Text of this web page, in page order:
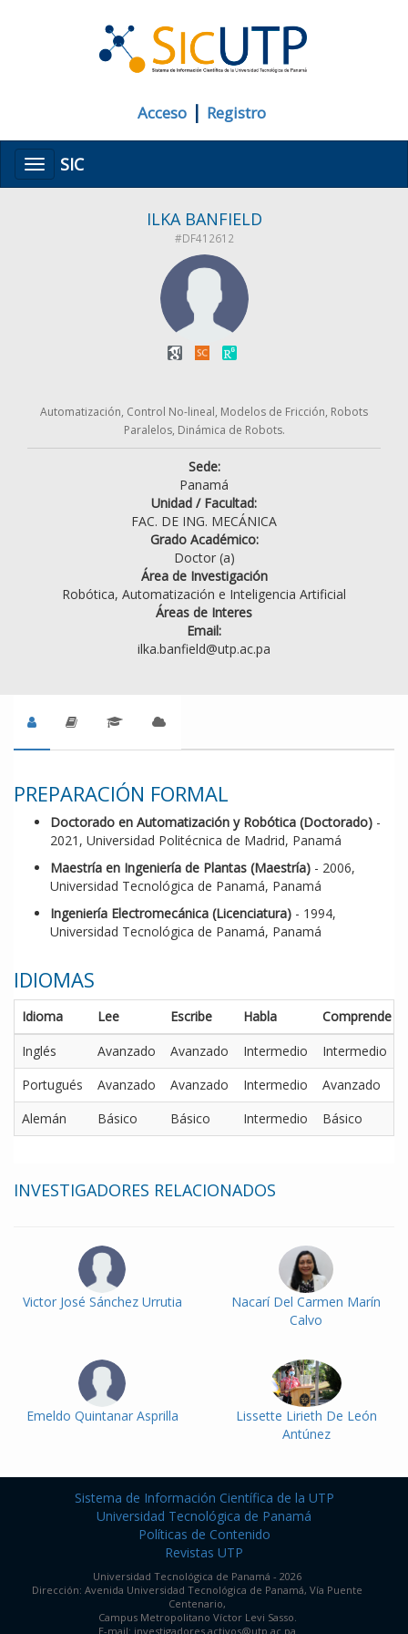
Acceso | Registro
MenúSIC
ILKA BANFIELD
#DF412612
Automatización, Control No-lineal, Modelos de Fricción, Robots
Paralelos, Dinámica de Robots.
Sede:
Panamá
Unidad / Facultad:
FAC. DE ING. MECÁNICA
Grado Académico:
Doctor (a)
Área de Investigación
Robótica, Automatización e Inteligencia Artificial
Áreas de Interes
Email:
ilka.banfield@utp.ac.pa
PREPARACIÓN FORMAL
Doctorado en Automatización y Robótica (Doctorado) -
2021, Universidad Politécnica de Madrid, Panamá
Maestría en Ingeniería de Plantas (Maestría) - 2006,
Universidad Tecnológica de Panamá, Panamá
Ingeniería Electromecánica (Licenciatura) - 1994,
Universidad Tecnológica de Panamá, Panamá
IDIOMAS
Idioma Lee Escribe Habla
Comprende
Inglés
Avanzado Avanzado Intermedio
Intermedio
Portugués
Avanzado Avanzado Intermedio
Avanzado
Alemán
Básico Básico Intermedio Básico
INVESTIGADORES RELACIONADOS
Victor José Sánchez Urrutia
Nacarí Del Carmen Marín
Calvo
Emeldo Quintanar Asprilla
Lissette Lirieth De León
Antúnez
Sistema de Información Científica de la UTP
Universidad Tecnológica de Panamá
Políticas de Contenido
Revistas UTP
Universidad Tecnológica de Panamá - 2026
Dirección: Avenida Universidad Tecnológica de Panamá, Vía Puente
Centenario,
Campus Metropolitano Víctor Levi Sasso.
E-mail: investigadores.activos@utp.ac.pa